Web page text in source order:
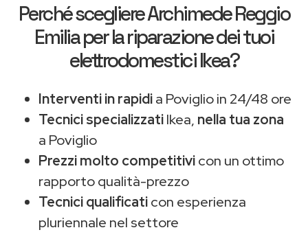
Perché scegliereArchimede Reggio
Emiliaper la riparazione dei tuoi
elettrodomestici Ikea?
Interventi in rapidia Poviglio in 24/48 ore
Tecnici specializzatiIkea, nella tua zona
a Poviglio
Prezzi molto competitivicon un ottimo
rapporto qualità-prezzo
Tecnici qualificaticon esperienza
pluriennale nel settore